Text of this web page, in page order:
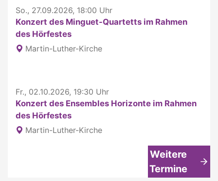
So., 27.09.2026, 18:00 Uhr
Konzert des Minguet-Quartetts im Rahmen
des Hörfestes
Martin-Luther-Kirche
Fr., 02.10.2026, 19:30 Uhr
Konzert des Ensembles Horizonte im Rahmen
des Hörfestes
Martin-Luther-Kirche
Weitere
Termine